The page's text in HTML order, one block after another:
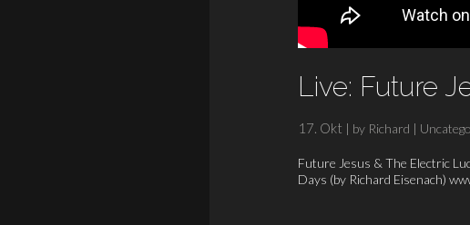
Live: Future
17. Okt | by Richard |
Future Jesus & The Electric
Days (by Richard Eisenach)